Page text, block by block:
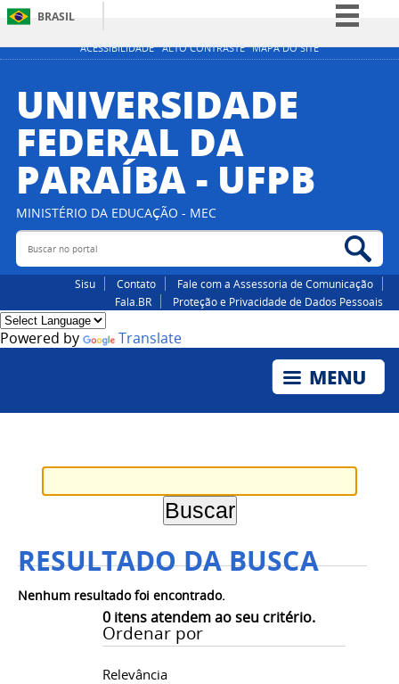
ACESSIBILIDADE ALTO CONTRASTE MAPA DO SITE
BRASIL
Simplifique!
Participe
Acesso à informação
Canais
UNIVERSIDADE
FEDERAL DA
PARAÍBA - UFPB
MINISTÉRIO DA EDUCAÇÃO - MEC
Buscar no portal
Sisu Contato
Fale com a Assessoria de Comunicação
Fala.BR
Proteção e Privacidade de Dados Pessoais
Powered by Translate
RESULTADO DA BUSCA
0itens atendem ao seu critério.
Ordenar por
Relevância
Nenhum resultado foi encontrado.